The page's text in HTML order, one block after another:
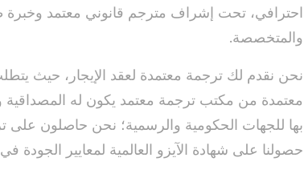
احترافي، تحت إشراف مترجم قانوني معتمد
والمتخصصة.
نحن نقدم لك ترجمة معتمدة لعقد الإيجار، حيث
معتمدة من مكتب ترجمة معتمد يكون له المصداقية
بها للجهات الحكومية والرسمية؛ نحن حاصلون على
حصولنا على شهادة الآيزو العالمية لمعايير الجودة